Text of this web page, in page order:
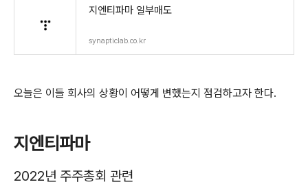
지엔티파마 일부매도
synapticlab.co.kr
오늘은 이들 회사의 상황이 어떻게 변했는지 점검하고자 한다.
지엔티파마
2022년 주주총회 관련